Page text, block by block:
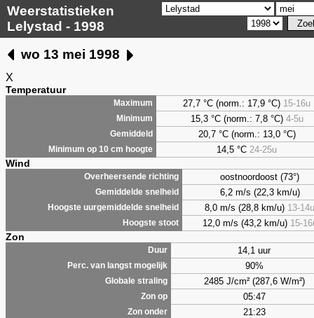
Weerstatistieken
Lelystad - 1998
wo 13 mei 1998
X
Temperatuur
Maximum 27,7 °C (norm.: 17,9 °C) 15-16u
Minimum 15,3 °C (norm.: 7,8 °C) 4-5u
Gemiddeld 20,7 °C (norm.: 13,0 °C)
Minimum op 10 cm hoogte 14,5 °C 24-25u
Wind
Overheersende richting oostnoordoost (73°)
Gemiddelde snelheid 6,2 m/s (22,3 km/u)
Hoogste uurgemiddelde snelheid 8,0 m/s (28,8 km/u) 13-14u
Hoogste stoot 12,0 m/s (43,2 km/u) 15-
Zon
Duur 14,1 uur
Perc. van langst mogelijk 90%
Globale straling 2485 J/cm² (287,6 W/m²)
Zon op 05:47
Zon onder 21:23